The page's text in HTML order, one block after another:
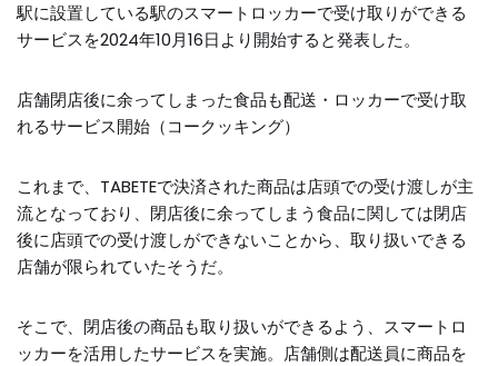
駅に設置している駅のスマートロッカーで受け取りができる
サービスを2024年10月16日より開始すると発表した。
店舗閉店後に余ってしまった食品も配送・ロッカーで受け取
れるサービス開始（コークッキング）
これまで、TABETEで決済された商品は店頭での受け渡しが主
流となっており、閉店後に余ってしまう食品に関しては閉店
後に店頭での受け渡しができないことから、取り扱いできる
店舗が限られていたそうだ。
そこで、閉店後の商品も取り扱いができるよう、スマートロ
ッカーを活用したサービスを実施。店舗側は配送員に商品を